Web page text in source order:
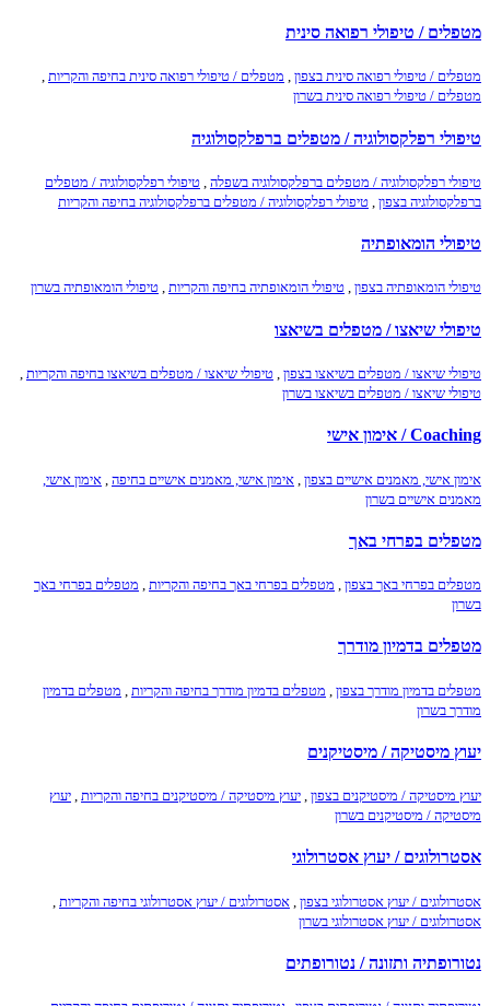
מטפלים / טיפולי רפואה סינית
מטפלים / טיפולי רפואה סינית בצפון , מטפלים / טיפולי רפואה סינית בחיפה והקריות ,
מטפלים / טיפולי רפואה סינית בשרון
טיפולי רפלקסולוגיה / מטפלים ברפלקסולוגיה
טיפולי רפלקסולוגיה / מטפלים ברפלקסולוגיה בשפלה טיפולי רפלקסולוגיה / מטפלים
ברפלקסולוגיה בצפון טיפולי רפלקסולוגיה / מטפלים ברפלקסולוגיה בחיפה והקריות
טיפולי הומאופתיה
טיפולי הומאופתיה בצפון , טיפולי הומאופתיה בחיפה והקריות , טיפולי הומאופתיה בשרון
טיפולי שיאצו / מטפלים בשיאצו
טיפולי שיאצו / מטפלים בשיאצו בצפון טיפולי שיאצו / מטפלים בשיאצו בחיפה והקריות
טיפולי שיאצו / מטפלים בשיאצו בשרון
Coaching / אימון אישי
אימון אישי, מאמנים אישיים בצפון אימון אישי, מאמנים אישיים בחיפה אימון אישי,
מאמנים אישיים בשרון
מטפלים בפרחי באך
מטפלים בפרחי באך בצפון , מטפלים בפרחי באך בחיפה והקריות , מטפלים בפרחי באך
בשרון
מטפלים בדמיון מודרך
מטפלים בדמיון מודרך בצפון מטפלים בדמיון מודרך בחיפה והקריות
מטפלים בדמיון
מודרך בשרון
יעוץ מיסטיקה / מיסטיקנים
יעוץ מיסטיקה / מיסטיקנים בצפון , יעוץ מיסטיקה / מיסטיקנים בחיפה והקריות , יעוץ
מיסטיקה / מיסטיקנים בשרון
אסטרולוגים / יעוץ אסטרולוגי
אסטרולוגים / יעוץ אסטרולוגי בצפון אסטרולוגים / יעוץ אסטרולוגי בחיפה והקריות
אסטרולוגים / יעוץ אסטרולוגי בשרון
נטורופתיה ותזונה / נטורופתים